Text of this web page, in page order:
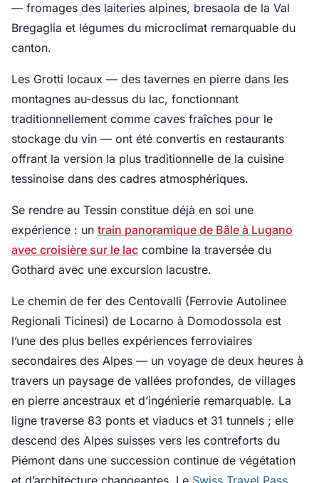
— fromages des laiteries alpines, bresaola de la Val
Bregaglia et légumes du microclimat remarquable du
canton.
Les Grotti locaux — des tavernes en pierre dans les
montagnes au-dessus du lac, fonctionnant
traditionnellement comme caves fraîches pour le
stockage du vin — ont été convertis en restaurants
offrant la version la plus traditionnelle de la cuisine
tessinoise dans des cadres atmosphériques.
Se rendre au Tessin constitue déjà en soi une
expérience : un train panoramique de Bâle à Lugano
avec croisière sur le lac combine la traversée du
Gothard avec une excursion lacustre.
Le chemin de fer des Centovalli (Ferrovie Autolinee
Regionali Ticinesi) de Locarno à Domodossola est
l’une des plus belles expériences ferroviaires
secondaires des Alpes — un voyage de deux heures à
travers un paysage de vallées profondes, de villages
en pierre ancestraux et d’ingénierie remarquable. La
ligne traverse 83 ponts et viaducs et 31 tunnels ; elle
descend des Alpes suisses vers les contreforts du
Piémont dans une succession continue de végétation
et d’architecture changeantes. Le Swiss Travel Pass